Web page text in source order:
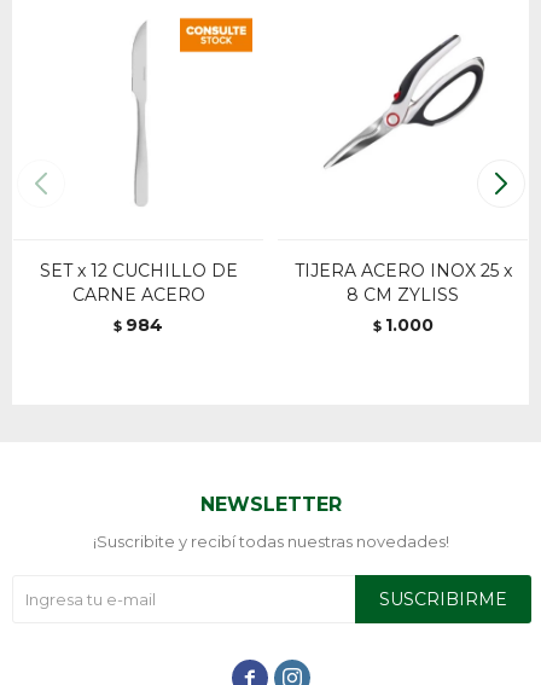
SET x 12 CUCHILLO DE
CARNE ACERO
$ 984
TIJERA ACERO INOX 25 x
8 CM ZYLISS
$ 1.000
NEWSLETTER
¡Suscribite y recibí todas nuestras novedades!
SUSCRIBIRME
 